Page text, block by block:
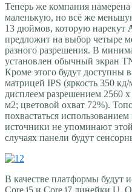
Теперь же компания
маленькую, но всё же
13 дюймов, которую нарекут
предложит на выбор четыре
разного разрешения. В
установлен обычный экран
Кроме этого будут доступны
матрицей IPS (яркость 350
дисплеем разрешением 2560
м2; цветовой охват 72%).
похвастаться
источники не упоминают
случаях панели будут
В качестве платформы будут
Core i5 и Core i7 линейки U.